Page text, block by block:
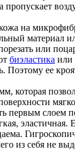
пропускает
на
материал
или
биэластика или
Поэтому ее
которая
первым слоем
эластичная.
из себя не